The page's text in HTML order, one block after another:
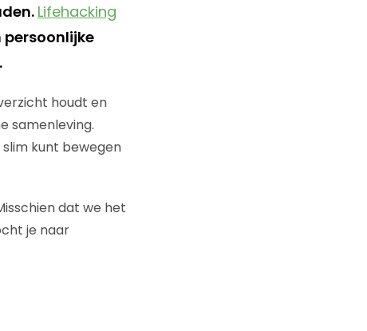
Lifehacking
houdt en
samenleving.
kunt bewegen
dat we het
je naar